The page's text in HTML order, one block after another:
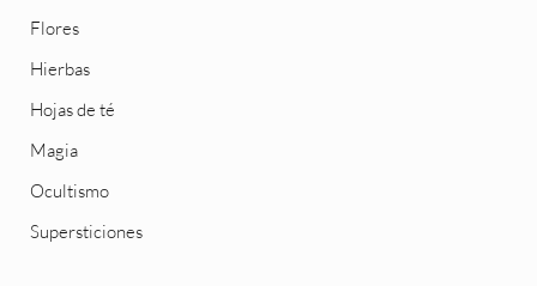
Flores
Hierbas
Hojas de té
Magia
Ocultismo
Supersticiones